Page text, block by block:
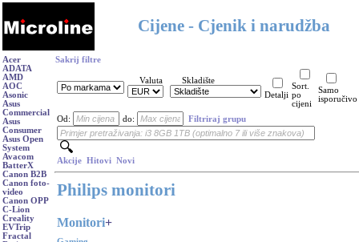
Cijene - Cjenik i narudžba
Acer
ADATA
AMD
AOC
Asonic
Asus
Commercial
Asus
Consumer
Asus Open
System
Avacom
BatterX
Canon B2B
Canon foto-
video
Canon OPP
C-Lion
Creality
EVTrip
Fractal
Sakrij filtre
Valuta
Skladište
Detalji
Sort.
po
cijeni
Samo
isporučivo
Od: do: Filtriraj grupu
Akcije Hitovi Novi
Philips monitori
Monitori+